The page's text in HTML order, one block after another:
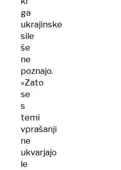
ga
ukrajinske
sile
še
ne
poznajo.
»Zato
se
s
temi
vprašanji
ne
ukvarjajo
le